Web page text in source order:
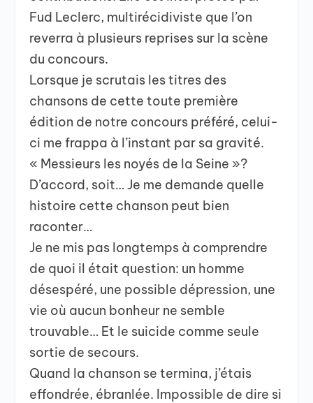
Fud Leclerc, multirécidiviste que l’on
reverra à plusieurs reprises sur la scène
du concours.
Lorsque je scrutais les titres des
chansons de cette toute première
édition de notre concours préféré, celui-
ci me frappa à l’instant par sa gravité.
« Messieurs les noyés de la Seine »?
D’accord, soit… Je me demande quelle
histoire cette chanson peut bien
raconter…
Je ne mis pas longtemps à comprendre
de quoi il était question: un homme
désespéré, une possible dépression, une
vie où aucun bonheur ne semble
trouvable… Et le suicide comme seule
sortie de secours.
Quand la chanson se termina, j’étais
effondrée, ébranlée. Impossible de dire si